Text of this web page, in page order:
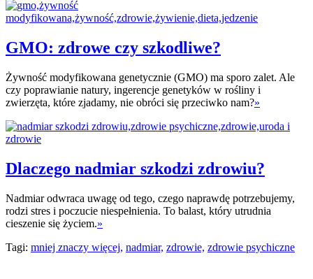
GMO: zdrowe czy szkodliwe?
Żywność modyfikowana genetycznie (GMO) ma sporo zalet. Ale
czy poprawianie natury, ingerencje genetyków w rośliny i
zwierzęta, które zjadamy, nie obróci się przeciwko nam?»
Dlaczego nadmiar szkodzi zdrowiu?
Nadmiar odwraca uwagę od tego, czego naprawdę potrzebujemy,
rodzi stres i poczucie niespełnienia. To balast, który utrudnia
cieszenie się życiem.»
Tagi: mniej znaczy więcej, nadmiar, zdrowie, zdrowie psychiczne